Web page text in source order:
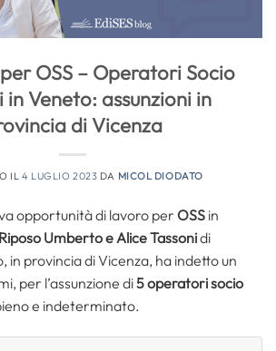
OSS – Operatori Socio
in Veneto: assunzioni in
di Vicenza
IL4 LUGLIO 2023 DA MICOL DIODATO
opportunità di lavoro per OSS in
Umberto e Alice Tassonidi
in provincia di Vicenza, ha indetto un
per l’assunzione di5 operatori socio
e indeterminato.